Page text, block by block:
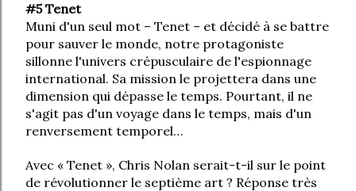
#5 Tenet
Muni d'un seul mot – Tenet – et décidé à se battre
pour sauver le monde, notre protagoniste
sillonne l'univers crépusculaire de l'espionnage
international. Sa mission le projettera dans une
dimension qui dépasse le temps. Pourtant, il ne
s'agit pas d'un voyage dans le temps, mais d'un
renversement temporel…
Avec « Tenet », Chris Nolan serait-t-il sur le point
de révolutionner le septième art ? Réponse très